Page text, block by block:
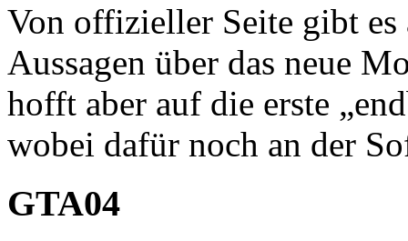
Von offizieller Seite gibt
Aussagen über das neue
hofft aber auf die erste
wobei dafür noch an der
GTA04